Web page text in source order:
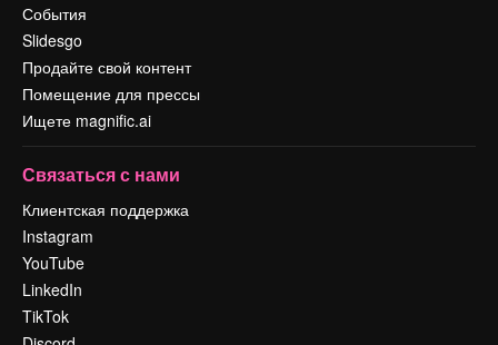
События
Slidesgo
Продайте свой контент
Помещение для прессы
Ищете magnific.ai
Связаться с нами
Клиентская поддержка
Instagram
YouTube
LinkedIn
TikTok